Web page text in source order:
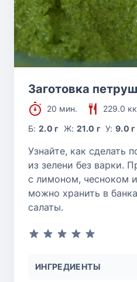
Заготовка
20 мин.
229.0
Б:2.0 г Ж: 21.0 г У:9.0 г
Узнайте, как сделать
из зелени без варки.
с лимоном, чесноком
можно хранить в
салаты.
ИНГРЕДИЕНТЫ